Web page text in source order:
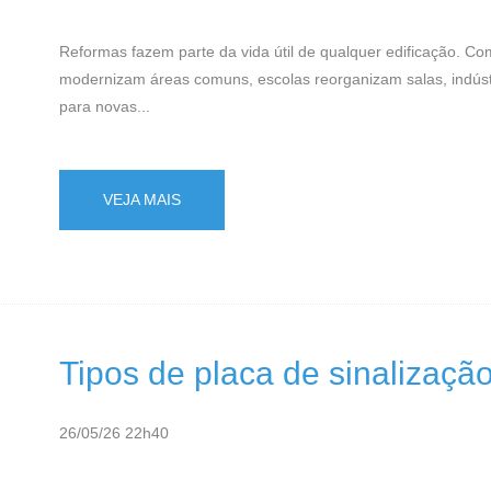
Reformas fazem parte da vida útil de qualquer edificação.
modernizam áreas comuns, escolas reorganizam salas,
para novas...
VEJA MAIS
Tipos de placa de
26/05/26 22h40